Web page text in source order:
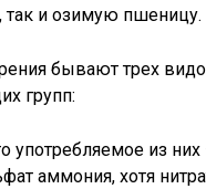
так и озимую пшеницу.
бывают трех
групп:
употребляемое из
аммония, хотя